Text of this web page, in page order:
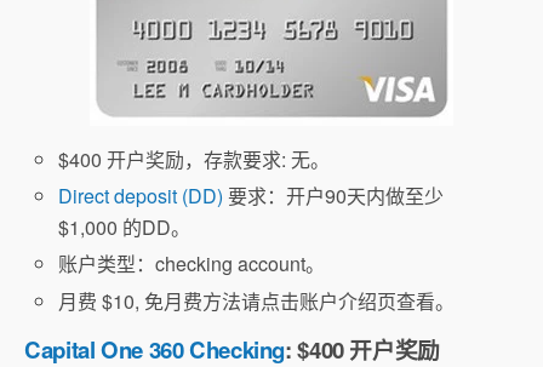
$400 开户奖励，存款要求: 无。
Direct deposit (DD) 要求：开户90天内做至少
$1,000 的DD。
账户类型：checking account。
月费 $10, 免月费方法请点击账户介绍页查看。
Capital One 360 Checking: $400 开户奖励